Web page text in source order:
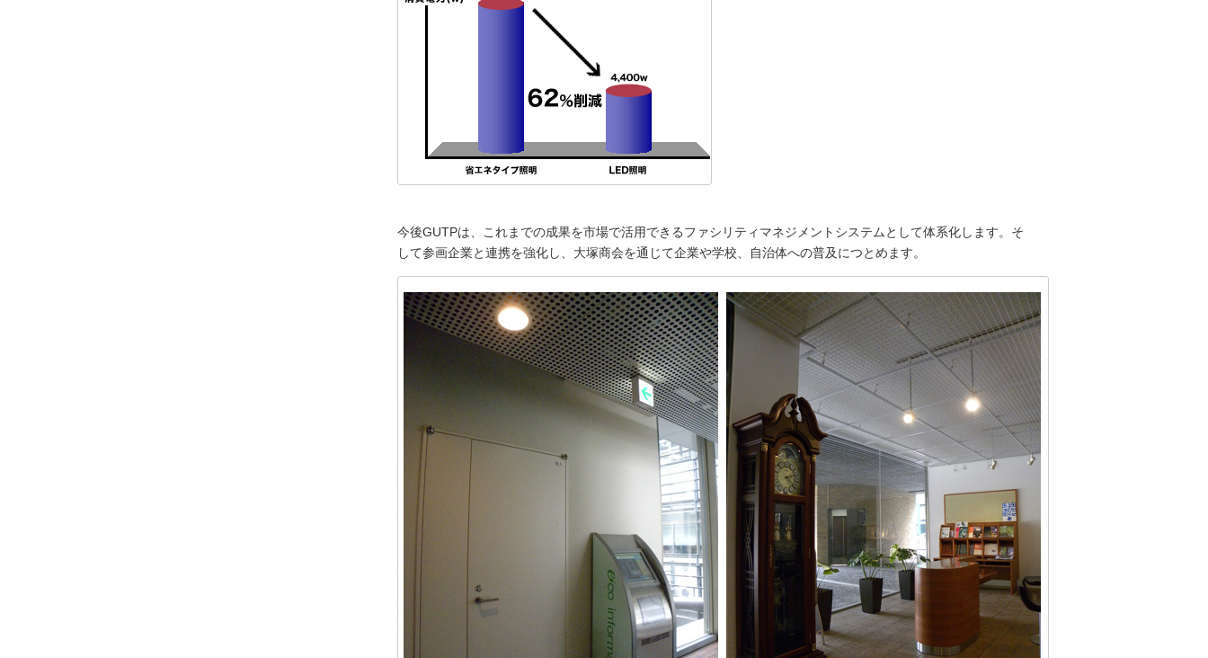
今後GUTPは、これまでの成果を市場で活用できるファシリティマネジメントシステムとして体系化します。そ
して参画企業と連携を強化し、大塚商会を通じて企業や学校、自治体への普及につとめます。